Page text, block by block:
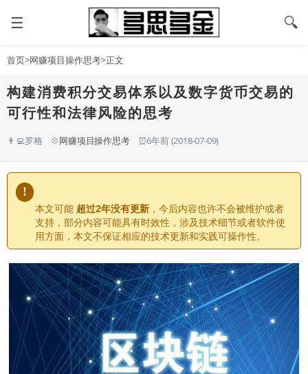
☰ 🔍
首页>网赚项目操作思考>正文
构建消费积分交易体系以及数字货币交易的
可行性和法律风险的思考
👨‍💻罗格 💠网赚项目操作思考 ⏰6年前 (2018-07-09)
!
本文可能 超过2年没有更新 ，今后内容也许不会被维护或者
支持，部分内容可能具有时效性，涉及技术细节或者软件使
用方面，本文不保证相应的技术更新和实践可操作性。